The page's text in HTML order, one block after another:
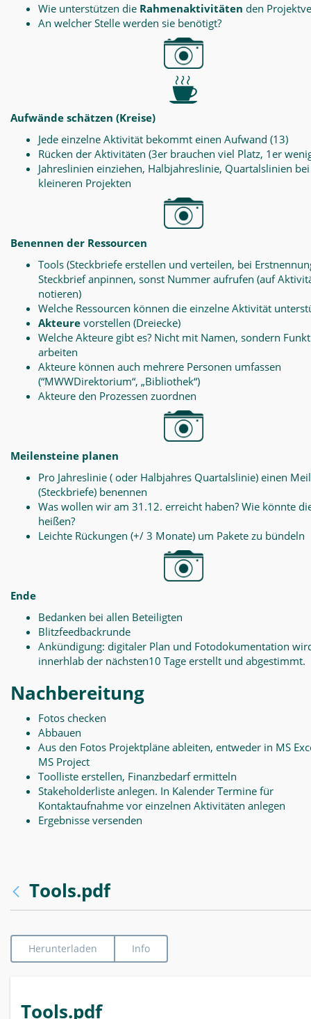
Wie unterstützen die Rahmenaktivitäten den
An welcher Stelle werden sie benötigt?
Aufwände schätzen (Kreise)
Jede einzelne Aktivität bekommt einen Aufwand (13)
Rücken der Aktivitäten (3er brauchen viel Platz, 1er
Jahreslinien einziehen, Halbjahreslinie, Quartalslinien bei
kleineren Projekten
Benennen der Ressourcen
Tools (Steckbriefe erstellen und verteilen, bei
Steckbrief anpinnen, sonst Nummer aufrufen (auf
notieren)
Welche Ressourcen können die einzelne Aktivität
Akteure vorstellen (Dreiecke)
Welche Akteure gibt es? Nicht mit Namen, sondern
arbeiten
Akteure können auch mehrere Personen umfassen
(“MWWDirektorium“, „Bibliothek“)
Akteure den Prozessen zuordnen
Meilensteine planen
Pro Jahreslinie ( oder Halbjahres Quartalslinie) einen
(Steckbriefe) benennen
Was wollen wir am 31.12. erreicht haben? Wie könnte
heißen?
Leichte Rückungen (+/ 3 Monate) um Pakete zu bündeln
Ende
Bedanken bei allen Beteiligten
Blitzfeedbackrunde
Ankündigung: digitaler Plan und Fotodokumentation
innerhlab der nächsten10 Tage erstellt und abgestimmt.
Nachbereitung
Fotos checken
Abbauen
Aus den Fotos Projektpläne ableiten, entweder in MS
MS Project
Toolliste erstellen, Finanzbedarf ermitteln
Stakeholderliste anlegen. In Kalender Termine für
Kontaktaufnahme vor einzelnen Aktivitäten anlegen
Ergebnisse versenden
Tools.pdf
Herunterladen Info
Tools.pdf